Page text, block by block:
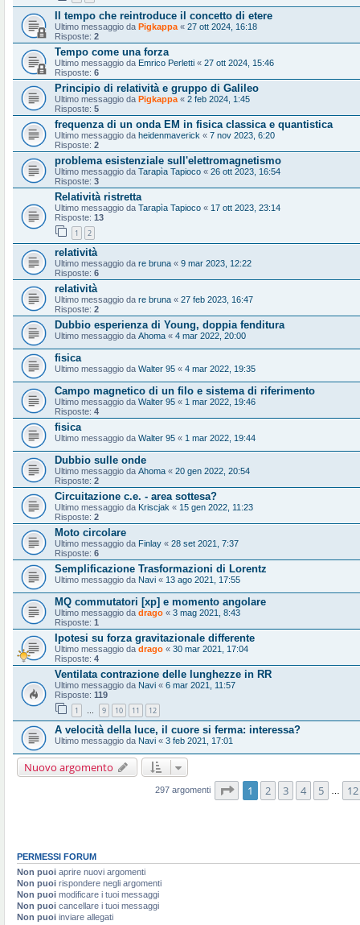
Il tempo che reintroduce il concetto di etere
Ultimo messaggio da Pigkappa « 27 ott 2024, 16:18
Risposte: 2
Tempo come una forza
Ultimo messaggio da Emrico Perletti « 27 ott 2024, 15:46
Risposte: 6
Principio di relatività e gruppo di Galileo
Ultimo messaggio da Pigkappa « 2 feb 2024, 1:45
Risposte: 5
frequenza di un onda EM in fisica classica e quantistica
Ultimo messaggio da heidenmaverick « 7 nov 2023, 6:20
Risposte: 2
problema esistenziale sull'elettromagnetismo
Ultimo messaggio da Tarapìa Tapioco « 26 ott 2023, 16:54
Risposte: 3
Relatività ristretta
Ultimo messaggio da Tarapìa Tapioco « 17 ott 2023, 23:14
Risposte: 13
1 2
relatività
Ultimo messaggio da re bruna « 9 mar 2023, 12:22
Risposte: 6
relatività
Ultimo messaggio da re bruna « 27 feb 2023, 16:47
Risposte: 2
Dubbio esperienza di Young, doppia fenditura
Ultimo messaggio da Ahoma « 4 mar 2022, 20:00
fisica
Ultimo messaggio da Walter 95 « 4 mar 2022, 19:35
Campo magnetico di un filo e sistema di riferimento
Ultimo messaggio da Walter 95 « 1 mar 2022, 19:46
Risposte: 4
fisica
Ultimo messaggio da Walter 95 « 1 mar 2022, 19:44
Dubbio sulle onde
Ultimo messaggio da Ahoma « 20 gen 2022, 20:54
Risposte: 2
Circuitazione c.e. - area sottesa?
Ultimo messaggio da Kriscjak « 15 gen 2022, 11:23
Risposte: 2
Moto circolare
Ultimo messaggio da Finlay « 28 set 2021, 7:37
Risposte: 6
Semplificazione Trasformazioni di Lorentz
Ultimo messaggio da Navi « 13 ago 2021, 17:55
MQ commutatori [xp] e momento angolare
Ultimo messaggio da drago « 3 mag 2021, 8:43
Risposte: 1
Ipotesi su forza gravitazionale differente
Ultimo messaggio da drago « 30 mar 2021, 17:04
Risposte: 4
Ventilata contrazione delle lunghezze in RR
Ultimo messaggio da Navi « 6 mar 2021, 11:57
Risposte: 119
1 … 9 10 11 12
A velocità della luce, il cuore si ferma: interessa?
Ultimo messaggio da Navi « 3 feb 2021, 17:01
Nuovo argomento
297 argomenti Pagina1 di12
1 2 3 4 5 12
PERMESSI FORUM
Non puoi aprire nuovi argomenti
Non puoi rispondere negli argomenti
Non puoi modificare i tuoi messaggi
Non puoi cancellare i tuoi messaggi
Non puoi inviare allegati